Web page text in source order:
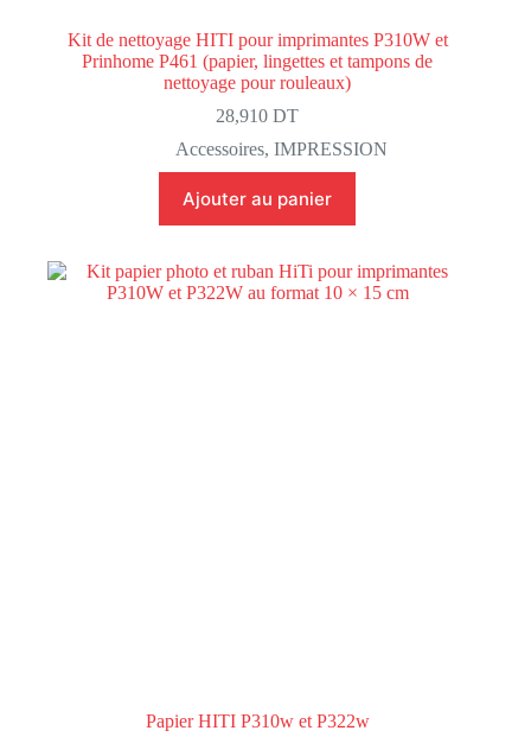
Kit de nettoyage HITI pour imprimantes P310W et
Prinhome P461 (papier, lingettes et tampons de
nettoyage pour rouleaux)
28,910DT
Accessoires, IMPRESSION
Ajouter au panier
Papier HITI P310w et P322w